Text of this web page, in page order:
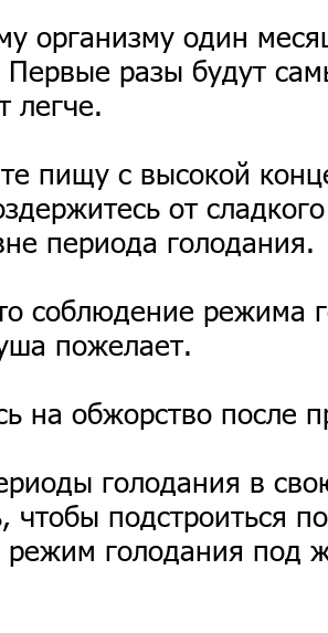
организму один
Первые разы будут
легче.
пищу с высокой
от
периода голодания.
соблюдение режима
пожелает.
на обжорство после
голодания в
чтобы подстроиться
режим голодания под